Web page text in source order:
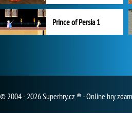
Prince of Persia 1
© 2004 - 2026 Superhry.cz ® - Online hry